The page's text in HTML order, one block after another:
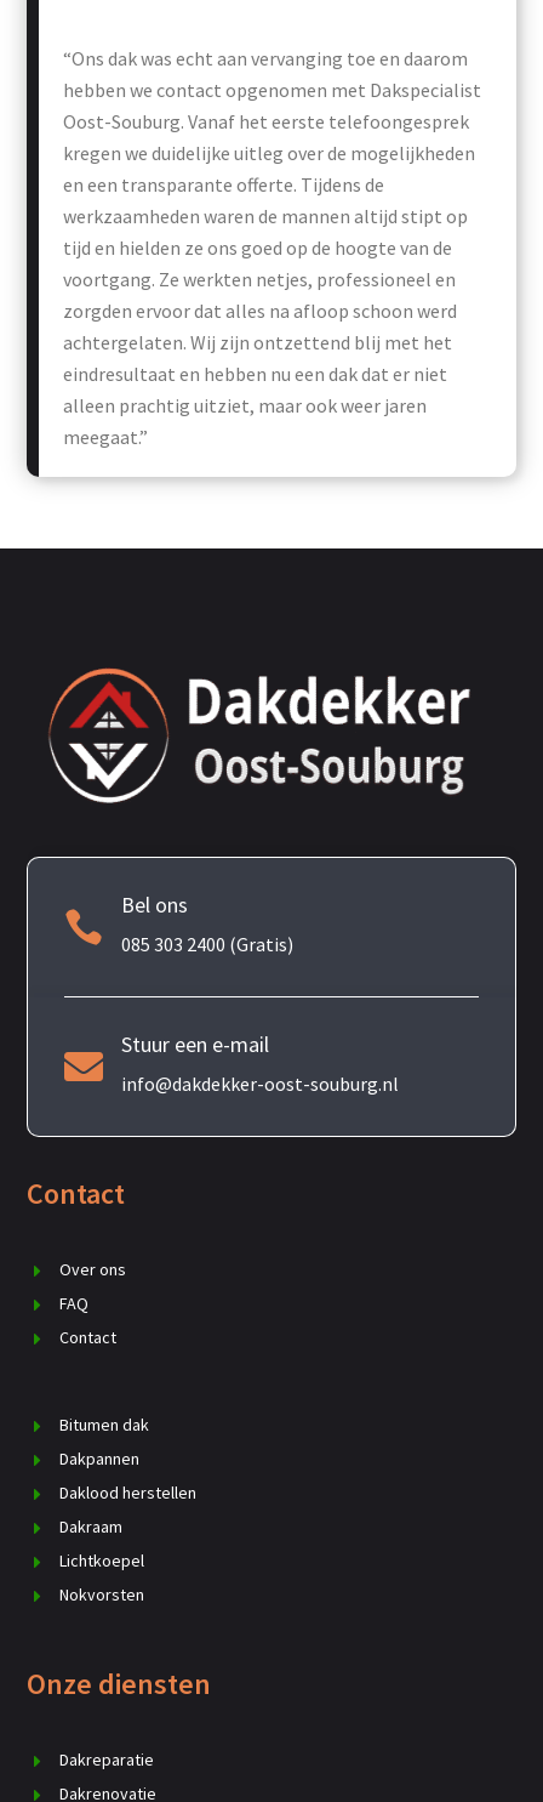
“Ons dak was echt aan vervanging toe en daarom
hebben we contact opgenomen met Dakspecialist
Oost-Souburg. Vanaf het eerste telefoongesprek
kregen we duidelijke uitleg over de mogelijkheden
en een transparante offerte. Tijdens de
werkzaamheden waren de mannen altijd stipt op
tijd en hielden ze ons goed op de hoogte van de
voortgang. Ze werkten netjes, professioneel en
zorgden ervoor dat alles na afloop schoon werd
achtergelaten. Wij zijn ontzettend blij met het
eindresultaat en hebben nu een dak dat er niet
alleen prachtig uitziet, maar ook weer jaren
meegaat.”

Bel ons
085 303 2400 (Gratis)

Stuur een e-mail
info@dakdekker-oost-souburg.nl
Contact
Over ons
FAQ
Contact
Bitumen dak
Dakpannen
Daklood herstellen
Dakraam
Lichtkoepel
Nokvorsten
Onze diensten
Dakreparatie
Dakrenovatie